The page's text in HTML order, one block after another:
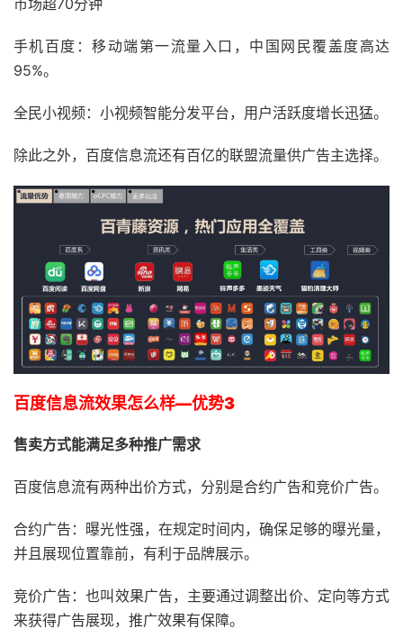
手机百度：移动端第一流量入口，中国网民覆盖度高达
95%。
全民小视频：小视频智能分发平台，用户活跃度增长迅猛。
除此之外，百度信息流还有百亿的联盟流量供广告主选择。
百度信息流效果怎么样—优势3
售卖方式能满足多种推广需求
百度信息流有两种出价方式，分别是合约广告和竞价广告。
合约广告：曝光性强，在规定时间内，确保足够的曝光量，
并且展现位置靠前，有利于品牌展示。
竞价广告：也叫效果广告，主要通过调整出价、定向等方式
来获得广告展现，推广效果有保障。